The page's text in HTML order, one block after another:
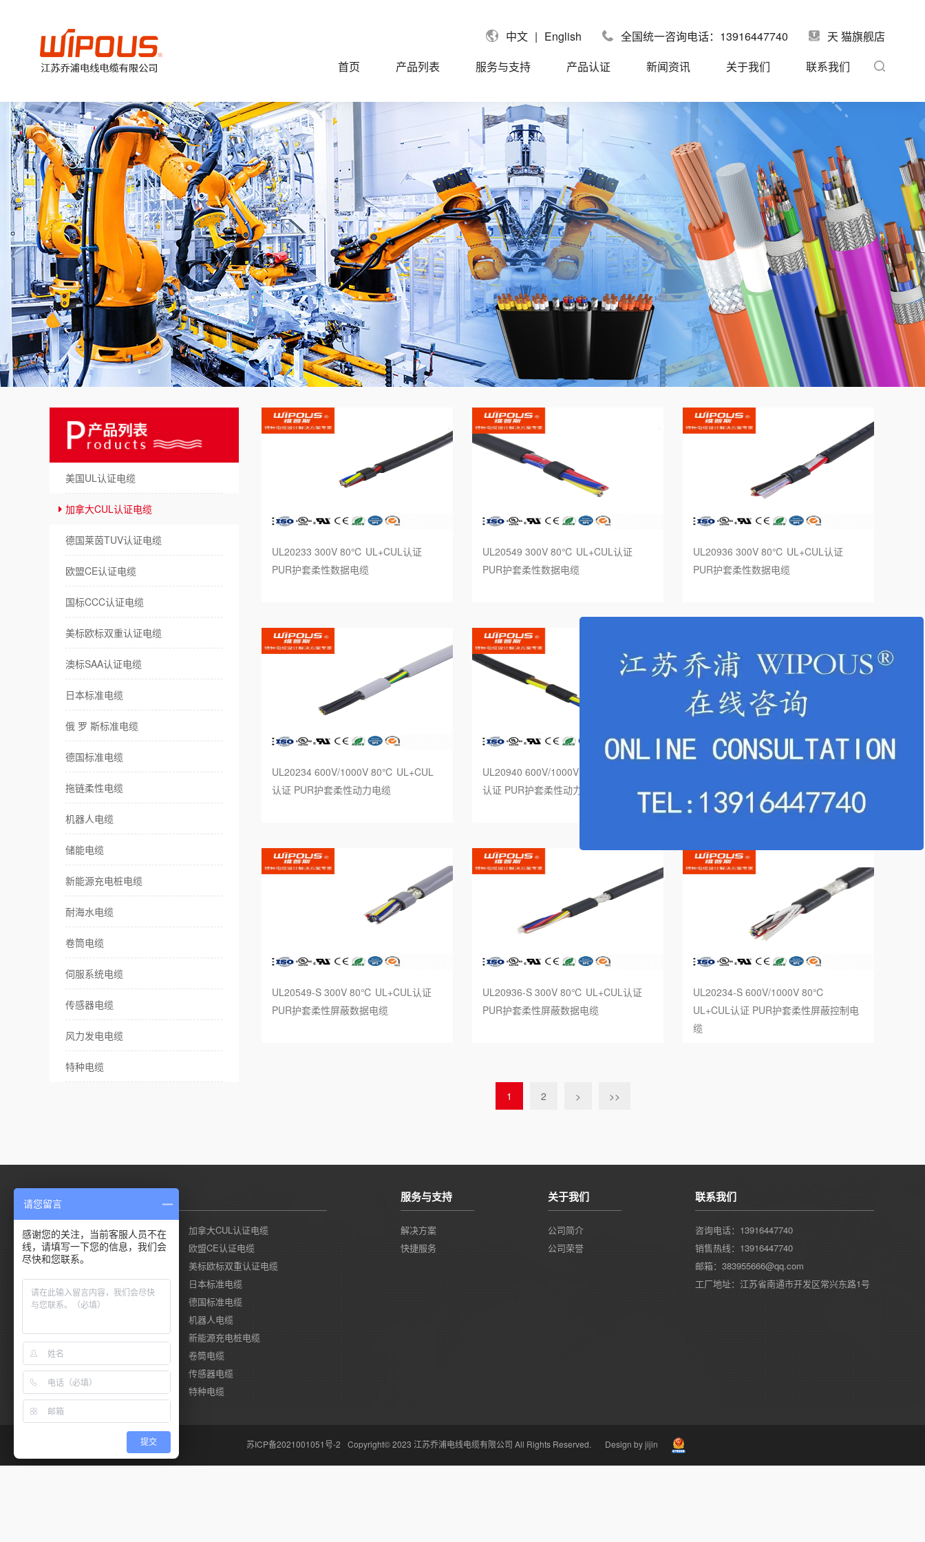
中文 | English 全国统一咨询电话：13916447740
天 猫旗舰店
首页
产品列表
美国UL认证电缆
加拿大CUL认证电缆
德国莱茵TUV认证电缆
欧盟CE认证电缆
国标CCC认证电缆
美标欧标双重认证电缆
澳标SAA认证电缆
日本标准电缆
俄 罗 斯标准电缆
机器人电缆
储能电缆
耐海水电缆
伺服系统电缆
传感器电缆
风力发电电缆
UL758单芯线
UL758信号电缆
UL758控制电缆
UL758动力电缆
UL758聚氨酯PUR/TPU电缆
UL83标准
UL44标准
UL1277标准
UL62标准
UL1424火灾报警电缆
服务与支持 产品认证 新闻资讯 关于我们 联系我们
美国UL认证电缆
加拿大CUL认证电缆
德国莱茵TUV认证电缆
欧盟CE认证电缆
国标CCC认证电缆
美标欧标双重认证电缆
澳标SAA认证电缆
日本标准电缆
俄 罗 斯标准电缆
德国标准电缆
拖链柔性电缆
机器人电缆
储能电缆
新能源充电桩电缆
耐海水电缆
卷筒电缆
伺服系统电缆
传感器电缆
风力发电电缆
特种电缆
UL20233 300V 80℃ UL+CUL认证
PUR护套柔性数据电缆
UL20549 300V 80℃ UL+CUL认证
PUR护套柔性数据电缆
UL20936 300V 80℃ UL+CUL认证
PUR护套柔性数据电缆
UL20234 600V/1000V 80℃ UL+CUL
认证 PUR护套柔性动力电缆
UL20940 600V/1000V 80℃ UL+CUL
认证 PUR护套柔性动力电缆
PUR护套柔性屏蔽数据电缆
UL20549-S 300V 80℃ UL+CUL认证
PUR护套柔性屏蔽数据电缆
UL20936-S 300V 80℃ UL+CUL认证
PUR护套柔性屏蔽数据电缆
UL20234-S 600V/1000V 80℃
UL+CUL认证 PUR护套柔性屏蔽控制电
缆
1 2 > >>
产品列表
美国UL认证电缆
加拿大CUL认证电缆
德国莱茵TUV认证电缆
欧盟CE认证电缆
国标CCC认证电缆
美标欧标双重认证电缆
澳标SAA认证电缆
日本标准电缆
俄 罗 斯标准电缆
德国标准电缆
机器人电缆
储能电缆
新能源充电桩电缆
耐海水电缆
卷筒电缆
伺服系统电缆
传感器电缆
风力发电电缆
特种电缆
服务与支持
解决方案
快捷服务
关于我们
公司简介
公司荣誉
联系我们
咨询电话：13916447740
销售热线：13916447740
邮箱：383955666@qq.com
工厂地址：江苏省南通市开发区常兴东路1号
Copyright© 2023 江苏乔浦电线电缆有限公司 All Rights Reserved.
苏ICP备2021001051号-2 Design by jijin
请您留言
感谢您的关注，当前客服人员不在
线，请填写一下您的信息，我们会
尽快和您联系。
提交